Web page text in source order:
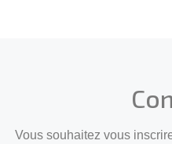
Vous souhaitez vous